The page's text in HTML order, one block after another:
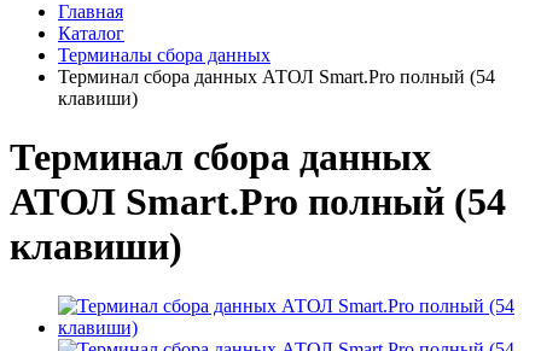
Главная
Каталог
Терминалы сбора данных
Терминал сбора данных АТОЛ Smart.Pro полный (54
клавиши)
Терминал сбора данных
АТОЛ Smart.Pro полный (54
клавиши)